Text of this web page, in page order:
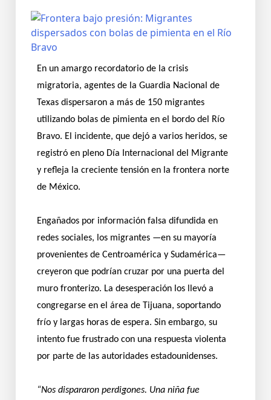
En un amargo recordatorio de la crisis
migratoria, agentes de la Guardia Nacional de
Texas dispersaron a más de 150 migrantes
utilizando bolas de pimienta en el bordo del Río
Bravo. El incidente, que dejó a varios heridos, se
registró en pleno Día Internacional del Migrante
y refleja la creciente tensión en la frontera norte
de México.
Engañados por información falsa difundida en
redes sociales, los migrantes —en su mayoría
provenientes de Centroamérica y Sudamérica—
creyeron que podrían cruzar por una puerta del
muro fronterizo. La desesperación los llevó a
congregarse en el área de Tijuana, soportando
frío y largas horas de espera. Sin embargo, su
intento fue frustrado con una respuesta violenta
por parte de las autoridades estadounidenses.
“Nos dispararon perdigones. Una niña fue